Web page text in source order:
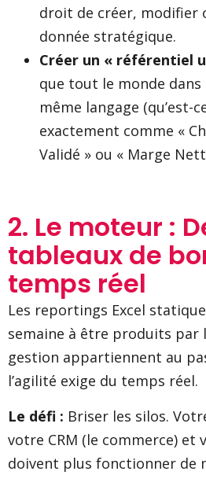
droit de créer, modifier
donnée stratégique.
Créer un « référentiel
que tout le monde dans
même langage (qu’est-
exactement comme «
Validé » ou « Marge
2. Le moteur :
tableaux de
temps réel
Les reportings Excel
semaine à être produits par
gestion appartiennent au
l’agilité exige du temps réel.
Le défi : Briser les silos.
votre CRM (le commerce) et
doivent plus fonctionner de